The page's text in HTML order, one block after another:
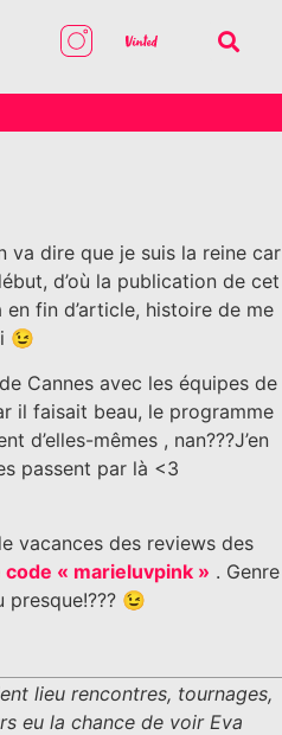
va dire que je suis la reine car
d’où la publication de cet
fin d’article, histoire de me
😉
Cannes avec les équipes de
il faisait beau, le programme
mêmes , nan???J’en
passent par là <3
vacances des reviews des
« marieluvpink » . Genre
😉
lieu rencontres, tournages,
eu la chance de voir Eva